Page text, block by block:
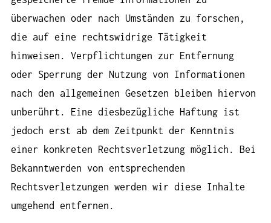
überwachen oder nach Umständen zu forschen,
die auf eine rechtswidrige Tätigkeit
hinweisen. Verpflichtungen zur Entfernung
oder Sperrung der Nutzung von Informationen
nach den allgemeinen Gesetzen bleiben hiervon
unberührt. Eine diesbezügliche Haftung ist
jedoch erst ab dem Zeitpunkt der Kenntnis
einer konkreten Rechtsverletzung möglich. Bei
Bekanntwerden von entsprechenden
Rechtsverletzungen werden wir diese Inhalte
umgehend entfernen.